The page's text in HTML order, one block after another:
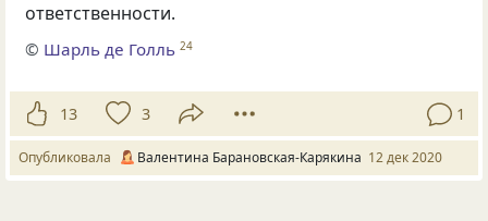
ответственности.
© Шарль де Голль 24
13 3 1
Опубликовала Валентина Барановская-Карякина 12 дек 2020